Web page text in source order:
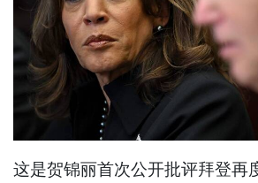
这是贺锦丽首次公开批评拜登再